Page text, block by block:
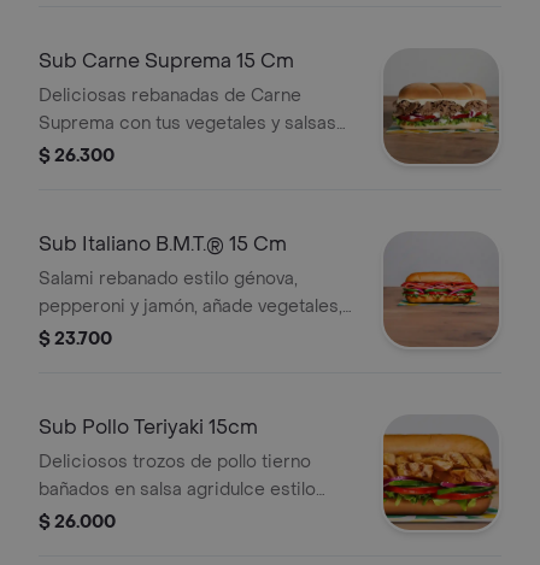
Sub Carne Suprema 15 Cm
Deliciosas rebanadas de Carne
Suprema con tus vegetales y salsas
favoritas.
$ 26.300
Sub Italiano B.M.T.® 15 Cm
Salami rebanado estilo génova,
pepperoni y jamón, añade vegetales,
tu queso favorito y salsas.
$ 23.700
Sub Pollo Teriyaki 15cm
Deliciosos trozos de pollo tierno
bañados en salsa agridulce estilo
teriyaki. Pídelo con tus vegetales
$ 26.000